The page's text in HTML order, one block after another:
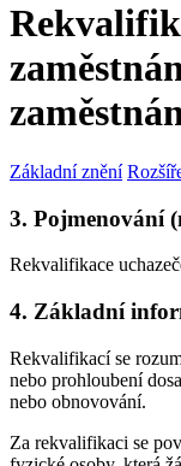
Základní znění
3. Pojmenování
Rekvalifikace
4. Základní
Rekvalifikací se
nebo prohloubení
nebo obnovování.
Za rekvalifikaci se